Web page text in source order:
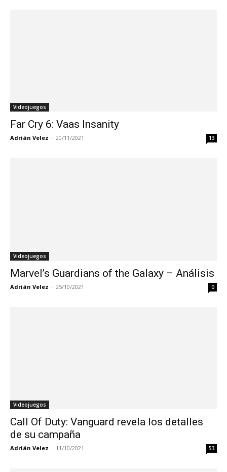
Videojuegos
Far Cry 6: Vaas Insanity
Adrián Velez - 20/11/2021 13
Videojuegos
Marvel’s Guardians of the Galaxy – Análisis
Adrián Velez - 25/10/2021 0
Videojuegos
Call Of Duty: Vanguard revela los detalles
de su campaña
Adrián Velez - 11/10/2021 53